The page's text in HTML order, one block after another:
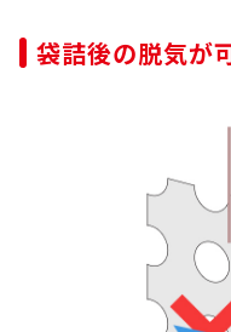
袋詰後の脱気が